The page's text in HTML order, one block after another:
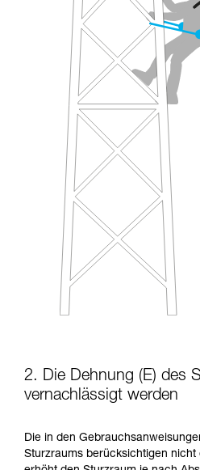
2. Die Dehnung (E) des
vernachlässigt werden
Die in den
Sturzraums berücksichtigen nicht